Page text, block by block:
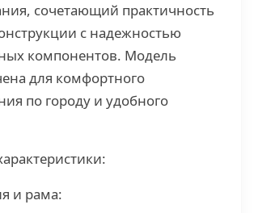
сочетающий практичность
с надежностью
компонентов. Модель
для комфортного
по городу и удобного
и рама: